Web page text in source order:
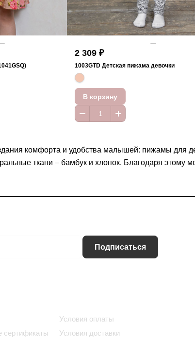
2 309 ₽
1003GTD Детская пижама девочки
В корзину
комфорта и удобства малышей: пижамы для
ткани – бамбук и хлопок. Благодаря
Подписаться
сертификаты
Условия оплаты
Условия доставки